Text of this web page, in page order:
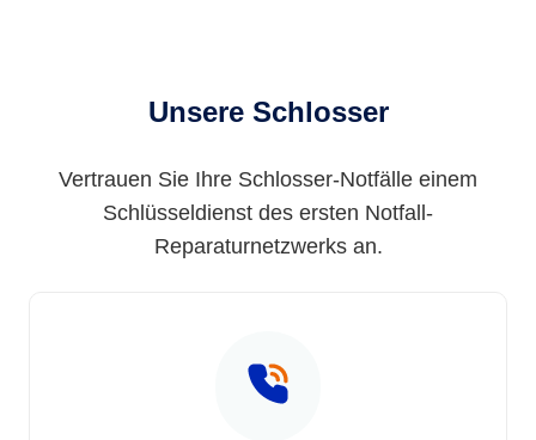
Unsere Schlosser
Vertrauen Sie Ihre Schlosser-Notfälle einem
Schlüsseldienst des ersten Notfall-
Reparaturnetzwerks an.